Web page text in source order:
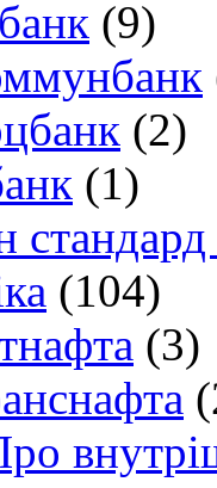
(9)
(2)
(1)
стандард
(104)
(3)